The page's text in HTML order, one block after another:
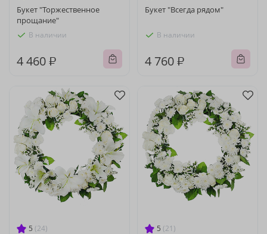
Букет "Торжественное
прощание"
В наличии
4 460 ₽
Букет "Всегда рядом"
В наличии
4 760 ₽
5 (24) 5 (21)